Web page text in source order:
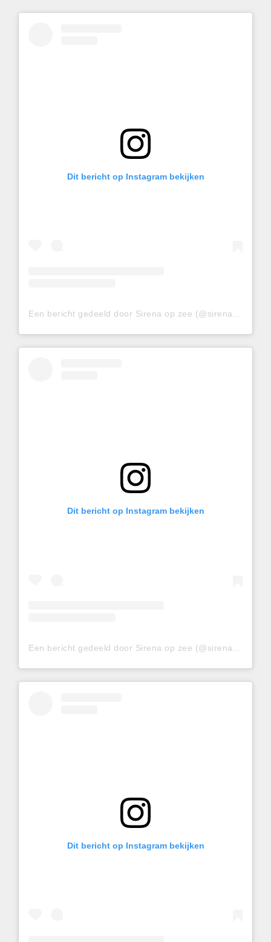
Dit bericht op Instagram bekijken
Dit bericht op Instagram bekijken
Een bericht gedeeld door Sirena op zee (@sirenaopzee)
Dit bericht op Instagram bekijken